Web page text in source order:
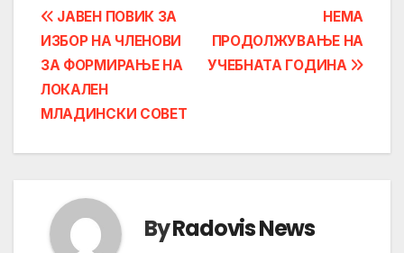
Post
navigation
НЕМА
ПРОДОЛЖУВАЊЕ НА
УЧЕБНАТА ГОДИНА
ЈАВЕН ПОВИК ЗА
ИЗБОР НА ЧЛЕНОВИ
ЗА ФОРМИРАЊЕ НА
ЛОКАЛЕН
МЛАДИНСКИ СОВЕТ
ByRadovis News